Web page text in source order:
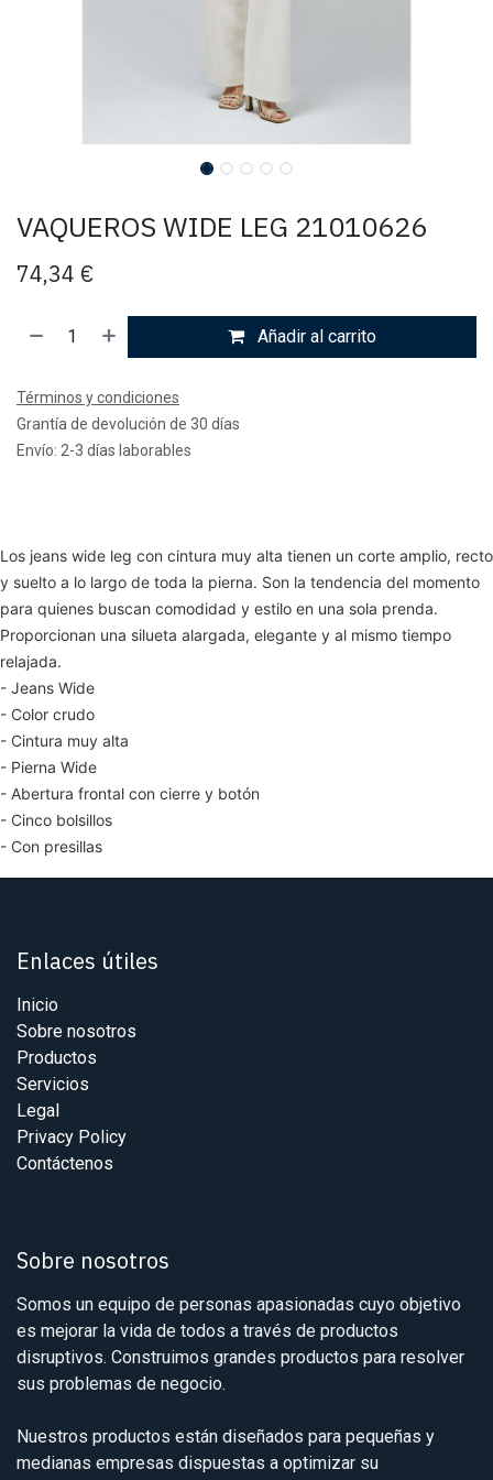
VAQUEROS WIDE LEG 21010626
74,34 €
Añadir al carrito
Términos y condiciones
Grantía de devolución de 30 días
Envío: 2-3 días laborables
Los jeans wide leg con cintura muy alta tienen un corte amplio, recto
y suelto a lo largo de toda la pierna. Son la tendencia del momento
para quienes buscan comodidad y estilo en una sola prenda.
Proporcionan una silueta alargada, elegante y al mismo tiempo
relajada.
- Jeans Wide
- Color crudo
- Cintura muy alta
- Pierna Wide
- Abertura frontal con cierre y botón
- Cinco bolsillos
- Con presillas
Enlaces útiles
Inicio
Sobre nosotros
Productos
Servicios
Legal
Privacy Policy
Contáctenos
Sobre nosotros
Somos un equipo de personas apasionadas cuyo objetivo
es mejorar la vida de todos a través de productos
disruptivos. Construimos grandes productos para resolver
sus problemas de negocio.
Nuestros productos están diseñados para pequeñas y
medianas empresas dispuestas a optimizar su